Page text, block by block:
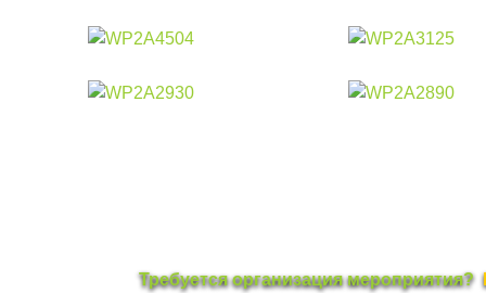
Требуется организация мероприятия?